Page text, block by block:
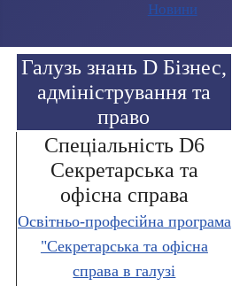
Новини
Галузь знань D Бізнес,
адміністрування та
право
Спеціальність D6
Секретарська та
офісна справа
Освітньо-професійна програма
"Секретарська та офісна
справа в галузі